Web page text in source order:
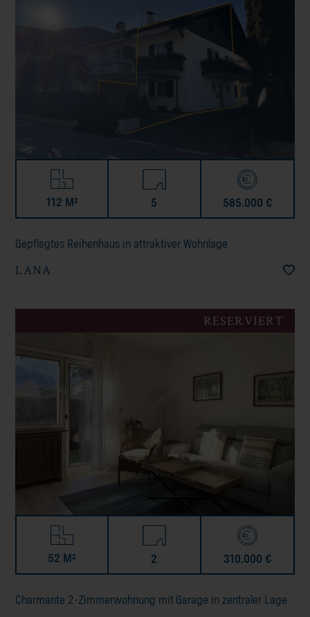
112 M² 5 585.000 €
Gepflegtes Reihenhaus in attraktiver Wohnlage
LANA
RESERVIERT
52 M² 2 310.000 €
Charmante 2-Zimmerwohnung mit Garage in zentraler Lage